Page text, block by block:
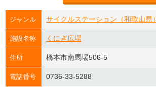
ジャンル サイクルステーション（和歌山県）
施設名称 くにぎ広場
住所 橋本市南馬場506-5
電話番号 0736-33-5288